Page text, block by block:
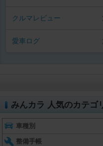
クルマレビュー
愛車ログ
みんカラ 人気のカテゴ
車種別
整備手帳